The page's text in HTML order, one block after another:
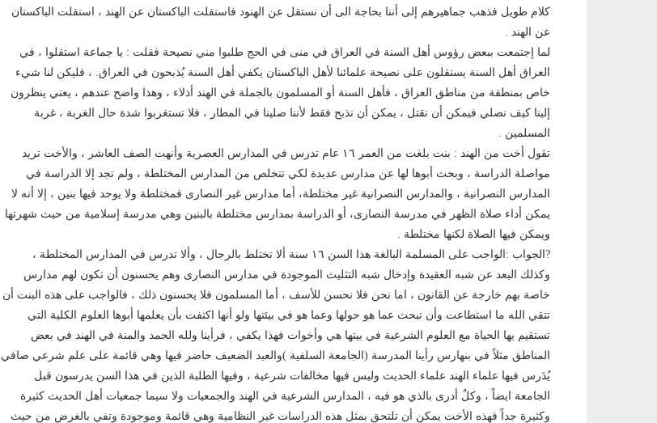
كلام طويل فذهب جماهيرهم إلى أننا بحاجة الى أن نستقل عن الهنود فاستقلت الباكستان عن الهند ، استقلت الباكستان
عن الهند .
لما إجتمعت ببعض رؤوس أهل السنة في العراق في منى في الحج طلبوا مني نصيحة فقلت : يا جماعة استقلوا ، في
العراق أهل السنة يستقلون على نصيحة علمائنا لأهل الباكستان يكفي أهل السنة يُذبحون في العراق. ، فليكن لنا شيء
خاص بمنطقة من مناطق العراق ، فأهل السنة أو المسلمون بالجملة في الهند أذلاء ، وهذا واضح عندهم ، يعني ينظرون
إلينا كيف نصلي فيمكن أن نقتل ، يمكن أن نذبح فقط لأننا صلينا في المطار ، فلا تستغربوا شدة حال الغربة ، غربة
المسلمين .
تقول أخت من الهند : بنت بلغت من العمر ١٦ عام تدرس في المدارس العصرية وأنهت الصف العاشر ، والأخت تريد
مواصلة الدراسة ، وبحث أبوها لها عن مدارس عديدة لكي تتخلص من المدارس المختلطة ، ولم تجد إلا الدراسة في
المدارس النصرانية ، والمدارس النصرانية غير مختلطة، أما مدارس غير النصارى فمختلطة ولا يوجد فيها بنين ، إلا أنه لا
يمكن أداء صلاة الظهر في مدرسة النصارى، أو الدراسة بمدارس مختلطة بالبنين وهي مدرسة إسلامية من حيث شهرتها
ويمكن فيها الصلاة لكنها مختلطة .
?الجواب :الواجب على المسلمة البالغة هذا السن ١٦ سنة ألا تختلط بالرجال ، وألا تدرس في المدارس المختلطة ،
وكذلك البعد عن شبه العقيدة وإدخال شبه التثليث الموجودة في مدارس النصارى وهم يحسنون أن تكون لهم مدارس
خاصة بهم خارجة عن القانون ، اما نحن فلا نحسن للأسف ، أما المسلمون فلا يحسنون ذلك ، فالواجب على هذه البنت أن
تتقي الله ما استطاعت وأن تبحث عما هو حولها وعما هو في بيئتها ولو أنها اكتفت بأن يعلمها أبوها العلوم الكلية التي
تستقيم بها الحياة مع العلوم الشرعية في بيتها هي وأخوات فهذا يكفي ، فرأينا ولله الحمد والمنة في الهند في بعض
المناطق مثلاً في بنهارس رأينا المدرسة (الجامعة السلفية )والعبد الضعيف حاضر فيها وهي قائمة على علم شرعي صافي
يُدَرس فيها علماء الهند علماء الحديث وليس فيها مخالفات شرعية ، وفيها الطلبة الذين في هذا السن يدرسون قبل
الجامعة ايضاً ، وكلٌ أدرى بالذي هو فيه ، المدارس الشرعية في الهند والجمعيات ولا سيما جمعيات أهل الحديث كثيرة
وكثيرة جداً فهذه الأخت يمكن أن تلتحق بمثل هذه الدراسات غير النظامية وهي قائمة وموجودة وتفي بالغرض من حيث